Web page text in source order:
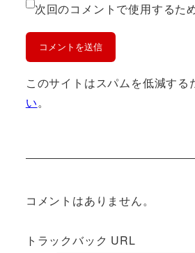
次回のコメントで使用するた
このサイトはスパムを低減する
い。
コメントはありません。
トラックバック URL